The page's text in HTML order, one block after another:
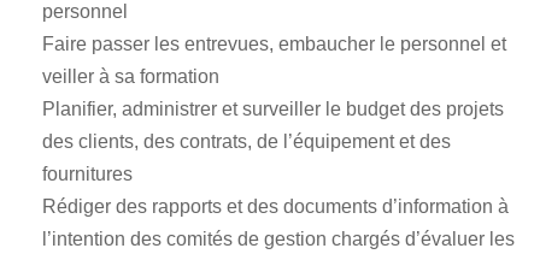
personnel
Faire passer les entrevues, embaucher le personnel et
veiller à sa formation
Planifier, administrer et surveiller le budget des projets
des clients, des contrats, de l’équipement et des
fournitures
Rédiger des rapports et des documents d’information à
l’intention des comités de gestion chargés d’évaluer les